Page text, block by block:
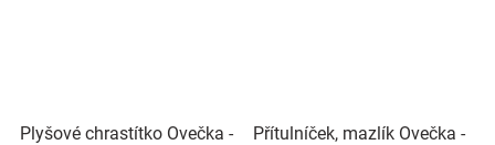
Plyšové chrastítko Ovečka -
Přítulníček, mazlík Ovečka -